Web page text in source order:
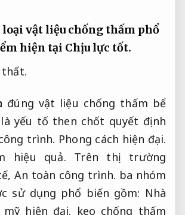
loại vật liệu chống thấm phổ
hiện tại Chịu lực tốt.
đúng vật liệu chống thấm bể
yếu tố then chốt quyết định
trình. Phong cách hiện đại.
hiệu quả. Trên thị trường
An toàn công trình. ba nhóm
sử dụng phổ biến gồm: Nhà
mỹ hiện đại. keo chống thấm